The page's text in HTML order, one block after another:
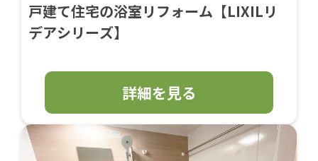
戸建て住宅の浴室リフォーム【LIXILリ
デアシリーズ】
詳細を見る